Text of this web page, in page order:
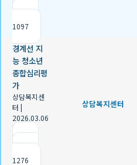
1097
경계선 지
능 청소년
종합심리평
가
상담복지센
터 |
2026.03.06
|
1276
상담복지센터